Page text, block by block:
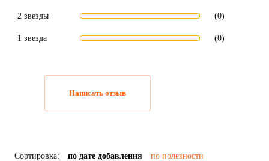
2 звезды (0)
1 звезда (0)
Написать отзыв
Сортировка: по дате добавления по полезности